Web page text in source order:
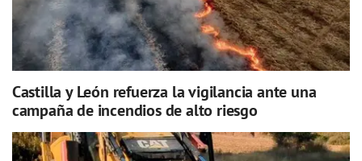
Castilla y León refuerza la vigilancia ante una
campaña de incendios de alto riesgo